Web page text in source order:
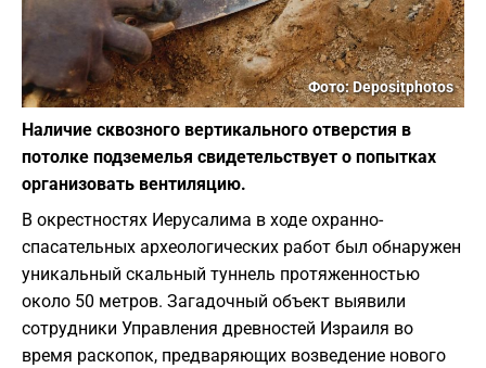
Фото: Depositphotos
Наличие сквозного вертикального отверстия в
потолке подземелья свидетельствует о попытках
организовать вентиляцию.
В окрестностях Иерусалима в ходе охранно-
спасательных археологических работ был обнаружен
уникальный скальный туннель протяженностью
около 50 метров. Загадочный объект выявили
сотрудники Управления древностей Израиля во
время раскопок, предваряющих возведение нового